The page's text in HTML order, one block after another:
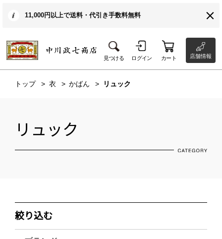
11,000円以上で送料・代引き手数料無料
見つける ログイン カート 店舗情報
トップ 衣 かばん リュック
リュック
絞り込む